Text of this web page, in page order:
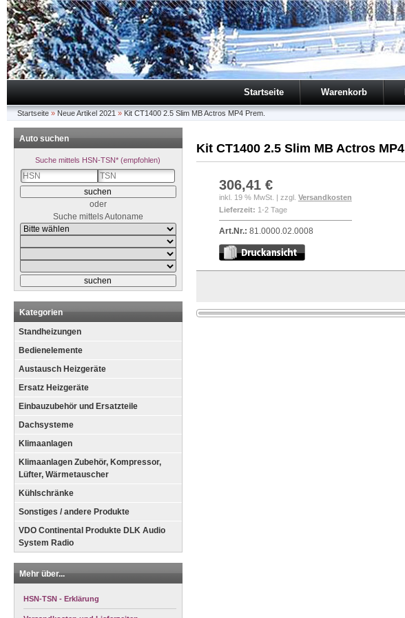
Startseite Warenkorb
Startseite » Neue Artikel 2021 » Kit CT1400 2.5 Slim MB Actros MP4 Prem.
Kit CT1400 2.5 Slim MB Actros
306,41 €
inkl. 19 % MwSt. | zzgl. Versandkosten
Lieferzeit: 1-2 Tage
Art.Nr.: 81.0000.02.0008
Auto suchen
Suche mittels HSN-TSN* (empfohlen)
oder
Suche mittels Autoname
Kategorien
Standheizungen
Bedienelemente
Austausch Heizgeräte
Ersatz Heizgeräte
Einbauzubehör und Ersatzteile
Dachsysteme
Klimaanlagen
Klimaanlagen Zubehör, Kompressor,
Lüfter, Wärmetauscher
Kühlschränke
Sonstiges / andere Produkte
VDO Continental Produkte DLK Audio
System Radio
Mehr über...
HSN-TSN - Erklärung